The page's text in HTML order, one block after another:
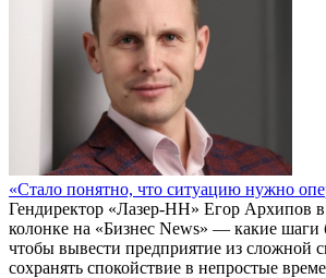
«Стало понятно, что ситуацию нужно
Гендиректор «Лазер-НН» Егор Архипов
колонке на «Бизнес News» — какие
чтобы вывести предприятие из сложной
сохранять спокойствие в непростые